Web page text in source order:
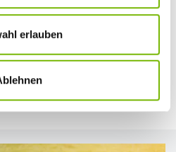
erlauben
als beim klassischen Tennis, und
– was für schnelle,
Luft sorgt. Die Kombination aus
Tennis weltweit immer beliebter,
gibt es inzwischen sogar schon
auch ohne „echten“ Strand